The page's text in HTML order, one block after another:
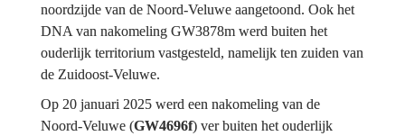
noordzijde van de Noord-Veluwe aangetoond. Ook het
DNA van nakomeling GW3878m werd buiten het
ouderlijk territorium vastgesteld, namelijk ten zuiden van
de Zuidoost-Veluwe.
Op 20 januari 2025 werd een nakomeling van de
Noord-Veluwe (GW4696f) ver buiten het ouderlijk